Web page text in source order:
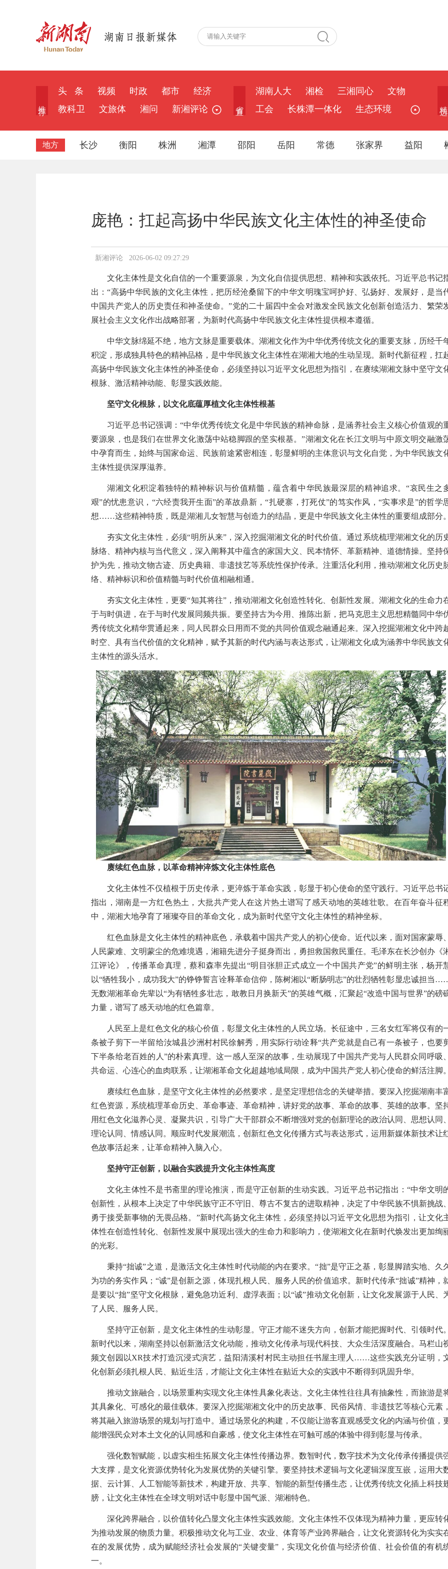
头 条 视频 时政 都市
经济
教科卫
文旅体 湘问 新湘评论
湖南人大 湘检 三湘同心
文物
工会
长株潭一体化 生态环境
地方 长沙 衡阳 株洲 湘潭 邵阳 岳阳 常德 张家界 益阳
庞艳：扛起高扬中华民族文化主体性的神圣使命
新湘评论 2026-06-02 09:27:29
文化主体性是文化自信的一个重要源泉，为文化自信提供思想、精神和实践依托。习近平总书记
出：“高扬中华民族的文化主体性，把历经沧桑留下的中华文明瑰宝呵护好、弘扬好、发展好，是当
中国共产党人的历史责任和神圣使命。”党的二十届四中全会对激发全民族文化创新创造活力、繁荣
展社会主义文化作出战略部署，为新时代高扬中华民族文化主体性提供根本遵循。
中华文脉绵延不绝，地方文脉是重要载体。湖湘文化作为中华优秀传统文化的重要支脉，历经千
积淀，形成独具特色的精神品格，是中华民族文化主体性在湖湘大地的生动呈现。新时代新征程，扛
高扬中华民族文化主体性的神圣使命，必须坚持以习近平文化思想为指引，在赓续湖湘文脉中坚守文
根脉、激活精神动能、彰显实践效能。
坚守文化根脉，以文化底蕴厚植文化主体性根基
习近平总书记强调：“中华优秀传统文化是中华民族的精神命脉，是涵养社会主义核心价值观的
要源泉，也是我们在世界文化激荡中站稳脚跟的坚实根基。”湖湘文化在长江文明与中原文明交融激
中孕育而生，始终与国家命运、民族前途紧密相连，彰显鲜明的主体意识与文化自觉，为中华民族文
主体性提供深厚滋养。
湖湘文化积淀着独特的精神标识与价值精髓，蕴含着中华民族最深层的精神追求。“哀民生之
艰”的忧患意识，“六经责我开生面”的革故鼎新，“扎硬寨，打死仗”的笃实作风，“实事求是”的哲学
想……这些精神特质，既是湖湘儿女智慧与创造力的结晶，更是中华民族文化主体性的重要组成部分
夯实文化主体性，必须“明所从来”，深入挖掘湖湘文化的时代价值。通过系统梳理湖湘文化的历
脉络、精神内核与当代意义，深入阐释其中蕴含的家国大义、民本情怀、革新精神、道德情操。坚持
护为先，推动文物古迹、历史典籍、非遗技艺等系统性保护传承。注重活化利用，推动湖湘文化历史
络、精神标识和价值精髓与时代价值相融相通。
夯实文化主体性，更要“知其将往”，推动湖湘文化创造性转化、创新性发展。湖湘文化的生命力
于与时俱进，在于与时代发展同频共振。要坚持古为今用、推陈出新，把马克思主义思想精髓同中华
秀传统文化精华贯通起来，同人民群众日用而不觉的共同价值观念融通起来。深入挖掘湖湘文化中跨
时空、具有当代价值的文化精神，赋予其新的时代内涵与表达形式，让湖湘文化成为涵养中华民族文
主体性的源头活水。
赓续红色血脉，以革命精神淬炼文化主体性底色
文化主体性不仅植根于历史传承，更淬炼于革命实践，彰显于初心使命的坚守践行。习近平总书
指出，湖南是一方红色热土，大批共产党人在这片热土谱写了感天动地的英雄壮歌。在百年奋斗征
中，湖湘大地孕育了璀璨夺目的革命文化，成为新时代坚守文化主体性的精神坐标。
红色血脉是文化主体性的精神底色，承载着中国共产党人的初心使命。近代以来，面对国家蒙辱
人民蒙难、文明蒙尘的危难境遇，湘籍先进分子挺身而出，勇担救国救民重任。毛泽东在长沙创办《
江评论》，传播革命真理，蔡和森率先提出“明目张胆正式成立一个中国共产党”的鲜明主张，杨开
以“牺牲我小，成功我大”的铮铮誓言诠释革命信仰，陈树湘以“断肠明志”的壮烈牺牲彰显忠诚担当
无数湖湘革命先辈以“为有牺牲多壮志，敢教日月换新天”的英雄气概，汇聚起“改造中国与世界”的磅
力量，谱写了感天动地的红色篇章。
人民至上是红色文化的核心价值，彰显文化主体性的人民立场。长征途中，三名女红军将仅有的
条被子剪下一半留给汝城县沙洲村村民徐解秀，用实际行动诠释“共产党就是自己有一条被子，也要
下半条给老百姓的人”的朴素真理。这一感人至深的故事，生动展现了中国共产党与人民群众同呼吸
共命运、心连心的血肉联系，让湖湘革命文化超越地域局限，成为中国共产党人初心使命的鲜活注脚
赓续红色血脉，是坚守文化主体性的必然要求，是坚定理想信念的关键举措。要深入挖掘湖南丰
红色资源，系统梳理革命历史、革命事迹、革命精神，讲好党的故事、革命的故事、英雄的故事。坚
用红色文化滋养心灵、凝聚共识，引导广大干部群众不断增强对党的创新理论的政治认同、思想认同
理论认同、情感认同。顺应时代发展潮流，创新红色文化传播方式与表达形式，运用新媒体新技术让
色故事活起来，让革命精神入脑入心。
坚持守正创新，以融合实践提升文化主体性高度
文化主体性不是书斋里的理论推演，而是守正创新的生动实践。习近平总书记指出：“中华文明
创新性，从根本上决定了中华民族守正不守旧、尊古不复古的进取精神，决定了中华民族不惧新挑战
勇于接受新事物的无畏品格。”新时代高扬文化主体性，必须坚持以习近平文化思想为指引，让文化
体性在创造性转化、创新性发展中展现出强大的生命力和影响力，使湖湘文化在新时代焕发出更加绚
的光彩。
秉持“拙诚”之道，是激活文化主体性时代动能的内在要求。“拙”是守正之基，彰显脚踏实地、久
为功的务实作风；“诚”是创新之源，体现扎根人民、服务人民的价值追求。新时代传承“拙诚”精神，
是要以“拙”坚守文化根脉，避免急功近利、虚浮表面；以“诚”推动文化创新，让文化发展源于人民、
了人民、服务人民。
坚持守正创新，是文化主体性的生动彰显。守正才能不迷失方向，创新才能把握时代、引领时代
新时代以来，湖南坚持以创新激活文化动能，推动文化传承与现代科技、大众生活深度融合。马栏山
频文创园以XR技术打造沉浸式演艺，益阳清溪村村民主动担任书屋主理人……这些实践充分证明，
化创新必须扎根人民、贴近生活，才能让文化主体性在贴近大众的实践中不断得到巩固升华。
推动文旅融合，以场景重构实现文化主体性具象化表达。文化主体性往往具有抽象性，而旅游是
其具象化、可感化的最佳载体。要深入挖掘湖湘文化中的历史故事、民俗风情、非遗技艺等核心元素
将其融入旅游场景的规划与打造中。通过场景化的构建，不仅能让游客直观感受文化的内涵与价值，
能增强民众对本土文化的认同感和自豪感，使文化主体性在可触可感的体验中得到彰显与传承。
强化数智赋能，以虚实相生拓展文化主体性传播边界。数智时代，数字技术为文化传承传播提供
大支撑，是文化资源优势转化为发展优势的关键引擎。要坚持技术逻辑与文化逻辑深度互嵌，运用大
据、云计算、人工智能等新技术，构建开放、共享、智能的新型传播生态，让优秀传统文化插上科技
膀，让文化主体性在全球文明对话中彰显中国气派、湖湘特色。
深化跨界融合，以价值转化凸显文化主体性实践效能。文化主体性不仅体现为精神力量，更应转
为推动发展的物质力量。积极推动文化与工业、农业、体育等产业跨界融合，让文化资源转化为实实
在的发展优势，成为赋能经济社会发展的“关键变量”，实现文化价值与经济价值、社会价值的有机
一。